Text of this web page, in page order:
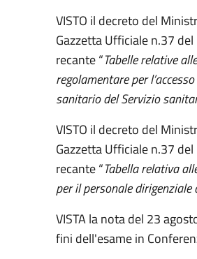
VISTO il decreto del
Gazzetta Ufficiale n.37
recante “Tabelle relative
regolamentare per
sanitario del Servizio
VISTO il decreto del
Gazzetta Ufficiale n.37
recante “Tabella relativa
per il personale
VISTA la nota del 23
fini dell'esame in